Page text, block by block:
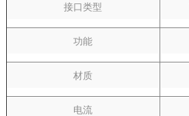
接口类型
功能
材质
电流